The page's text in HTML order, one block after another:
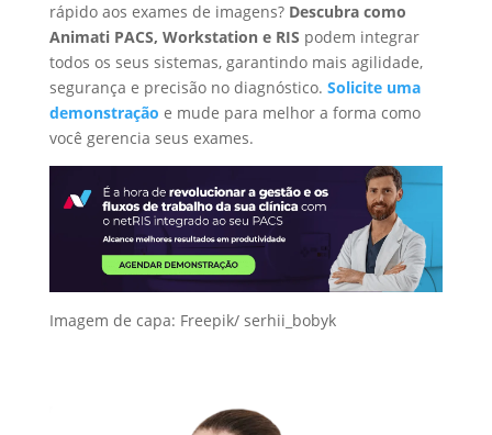
rápido aos exames de imagens? Descubra como
Animati PACS, Workstation e RIS podem integrar
todos os seus sistemas, garantindo mais agilidade,
segurança e precisão no diagnóstico. Solicite uma
demonstração e mude para melhor a forma como
você gerencia seus exames.
Imagem de capa: Freepik/ serhii_bobyk